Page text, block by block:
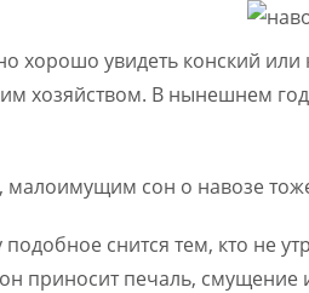
хорошо увидеть конский или
хозяйством. В нынешнем
сон о навозе
снится тем, кто не
приносит печаль, смущение